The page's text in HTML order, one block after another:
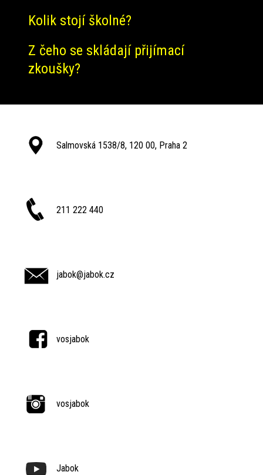
Kolik stojí školné?
Z čeho se skládají přijímací
zkoušky?
Salmovská 1538/8, 120 00, Praha 2
211 222 440
jabok@jabok.cz
vosjabok
vosjabok
Jabok